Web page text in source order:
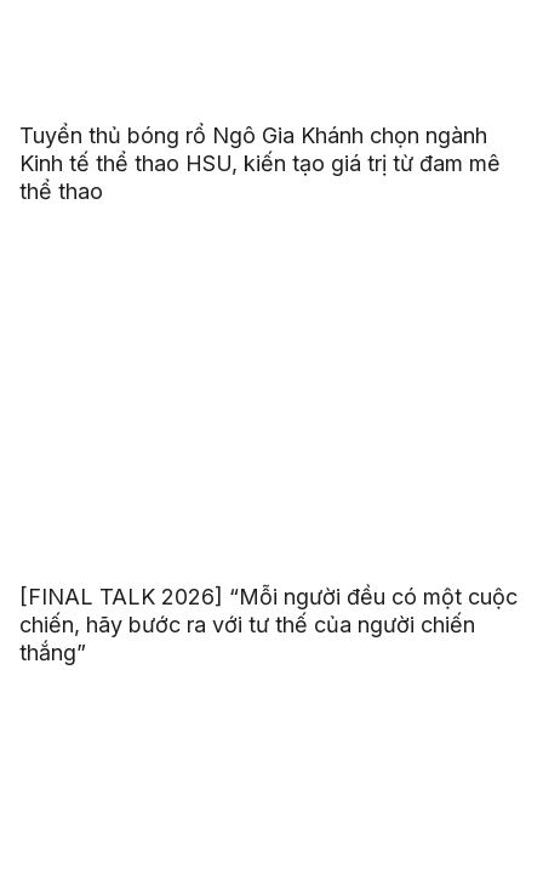
Tuyển thủ bóng rổ Ngô Gia Khánh chọn ngành
Kinh tế thể thao HSU, kiến tạo giá trị từ đam mê
thể thao
[FINAL TALK 2026] “Mỗi người đều có một cuộc
chiến, hãy bước ra với tư thế của người chiến
thắng”